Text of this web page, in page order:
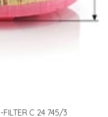
C 24 745/3